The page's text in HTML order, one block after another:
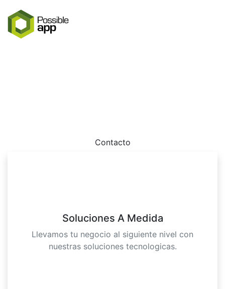
Contacto
Soluciones A Medida
Llevamos tu negocio al siguiente nivel con
nuestras soluciones tecnologicas.